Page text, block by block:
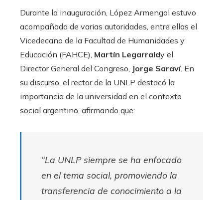
Durante la inauguración, López Armengol estuvo
acompañado de varias autoridades, entre ellas el
Vicedecano de la Facultad de Humanidades y
Educación (FAHCE), Martín Legarraldy el
Director General del Congreso, Jorge Saraví. En
su discurso, el rector de la UNLP destacó la
importancia de la universidad en el contexto
social argentino, afirmando que:
“La UNLP siempre se ha enfocado
en el tema social, promoviendo la
transferencia de conocimiento a la